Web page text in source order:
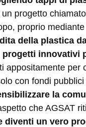
progetto chiamato
proprio
della plastica
innovativi
appositamente per
con fondi
la
che AGSAT
un vero